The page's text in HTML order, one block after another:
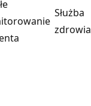
Służba
zdrowia